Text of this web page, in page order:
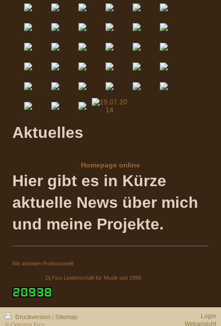
Aktuelles
Homepage online
Hier gibt es in Kürze
aktuelle News über mich
und meine Projekte.
Wir arbeiten Professionell
Dj Fico Leidenschaft für Musik seit 1996
Druckversion
Sitemap
Login
Webansicht